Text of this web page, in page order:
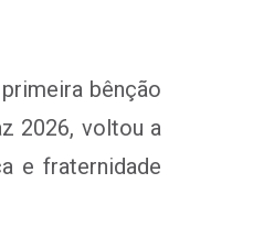
bênção
2026, voltou a
e fraternidade